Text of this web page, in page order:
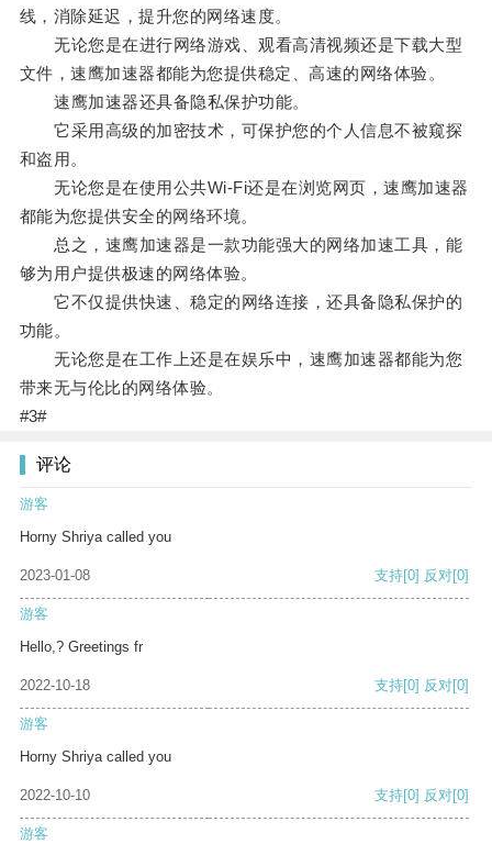
线，消除延迟，提升您的网络速度。
无论您是在进行网络游戏、观看高清视频还是下载大型
文件，速鹰加速器都能为您提供稳定、高速的网络体验。
速鹰加速器还具备隐私保护功能。
它采用高级的加密技术，可保护您的个人信息不被窥探
和盗用。
无论您是在使用公共Wi-Fi还是在浏览网页，速鹰加速器
都能为您提供安全的网络环境。
总之，速鹰加速器是一款功能强大的网络加速工具，能
够为用户提供极速的网络体验。
它不仅提供快速、稳定的网络连接，还具备隐私保护的
功能。
无论您是在工作上还是在娱乐中，速鹰加速器都能为您
带来无与伦比的网络体验。
#3#
评论
游客
Horny Shriya called you
2023-01-08 支持[0] 反对[0]
游客
Hello,? Greetings fr
2022-10-18 支持[0] 反对[0]
游客
Horny Shriya called you
2022-10-10 支持[0] 反对[0]
游客